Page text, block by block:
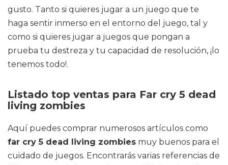
gusto. Tanto si quieres jugar a un juego que te
haga sentir inmerso en el entorno del juego, tal y
como si quieres jugar a juegos que pongan a
prueba tu destreza y tu capacidad de resolución, ¡lo
tenemos todo!.
Listado top ventas para Far cry 5 dead
living zombies
Aquí puedes comprar numerosos artículos como
far cry 5 dead living zombies muy buenos para el
cuidado de juegos. Encontrarás varias referencias de